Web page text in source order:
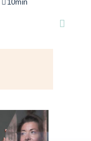
 10min
